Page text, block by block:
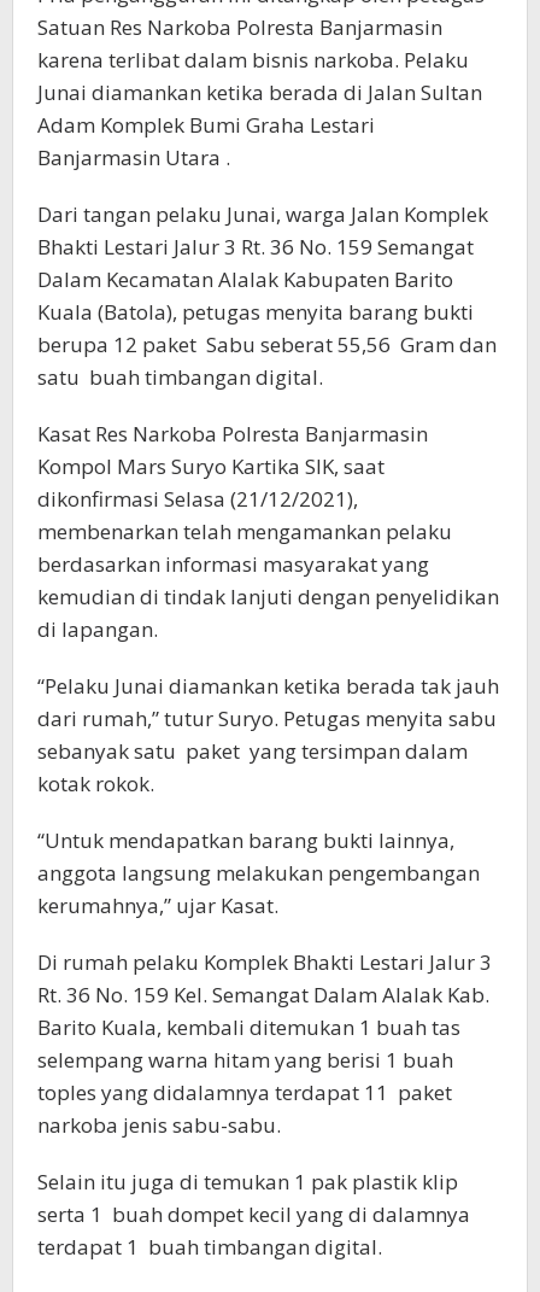
Satuan Res Narkoba Polresta Banjarmasin
karena terlibat dalam bisnis narkoba. Pelaku
Junai diamankan ketika berada di Jalan Sultan
Adam Komplek Bumi Graha Lestari
Banjarmasin Utara .
Dari tangan pelaku Junai, warga Jalan Komplek
Bhakti Lestari Jalur 3 Rt. 36 No. 159 Semangat
Dalam Kecamatan Alalak Kabupaten Barito
Kuala (Batola), petugas menyita barang bukti
berupa 12 paket Sabu seberat 55,56 Gram dan
satu buah timbangan digital.
Kasat Res Narkoba Polresta Banjarmasin
Kompol Mars Suryo Kartika SIK, saat
dikonfirmasi Selasa (21/12/2021),
membenarkan telah mengamankan pelaku
berdasarkan informasi masyarakat yang
kemudian di tindak lanjuti dengan penyelidikan
di lapangan.
“Pelaku Junai diamankan ketika berada tak jauh
dari rumah,” tutur Suryo. Petugas menyita sabu
sebanyak satu paket yang tersimpan dalam
kotak rokok.
“Untuk mendapatkan barang bukti lainnya,
anggota langsung melakukan pengembangan
kerumahnya,” ujar Kasat.
Di rumah pelaku Komplek Bhakti Lestari Jalur 3
Rt. 36 No. 159 Kel. Semangat Dalam Alalak Kab.
Barito Kuala, kembali ditemukan 1 buah tas
selempang warna hitam yang berisi 1 buah
toples yang didalamnya terdapat 11 paket
narkoba jenis sabu-sabu.
Selain itu juga di temukan 1 pak plastik klip
serta 1 buah dompet kecil yang di dalamnya
terdapat 1 buah timbangan digital.